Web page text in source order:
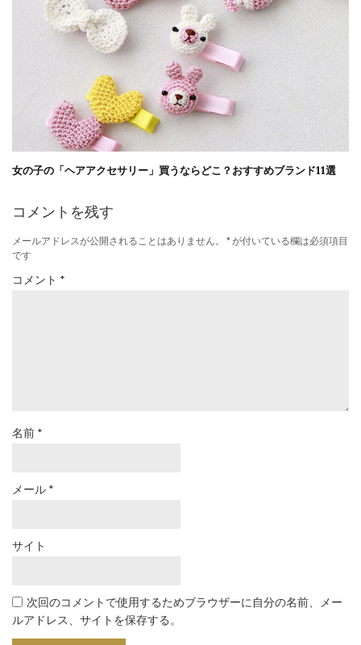
女の子の「ヘアアクセサリー」買うならどこ？おすすめブランド11選
コメントを残す
メールアドレスが公開されることはありません。 *が付いている欄は必須項目
です
コメント *
名前 *
メール *
サイト
次回のコメントで使用するためブラウザーに自分の名前、メー
ルアドレス、サイトを保存する。